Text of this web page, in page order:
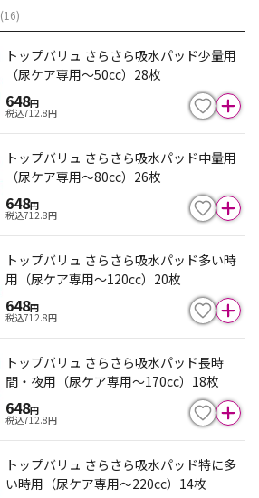
(16)
トップバリュ さらさら吸水パッド少量用
（尿ケア専用～50cc）28枚
648円
税込712.8円
トップバリュ さらさら吸水パッド中量用
（尿ケア専用～80cc）26枚
648円
税込712.8円
トップバリュ さらさら吸水パッド多い時
用（尿ケア専用～120cc）20枚
648円
税込712.8円
トップバリュ さらさら吸水パッド長時
間・夜用（尿ケア専用～170cc）18枚
648円
税込712.8円
トップバリュ さらさら吸水パッド特に多
い時用（尿ケア専用～220cc）14枚